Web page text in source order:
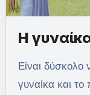
Η
Είναι δύσκολο να αντιληφθούμε τη θέση που η
γυναίκα και το